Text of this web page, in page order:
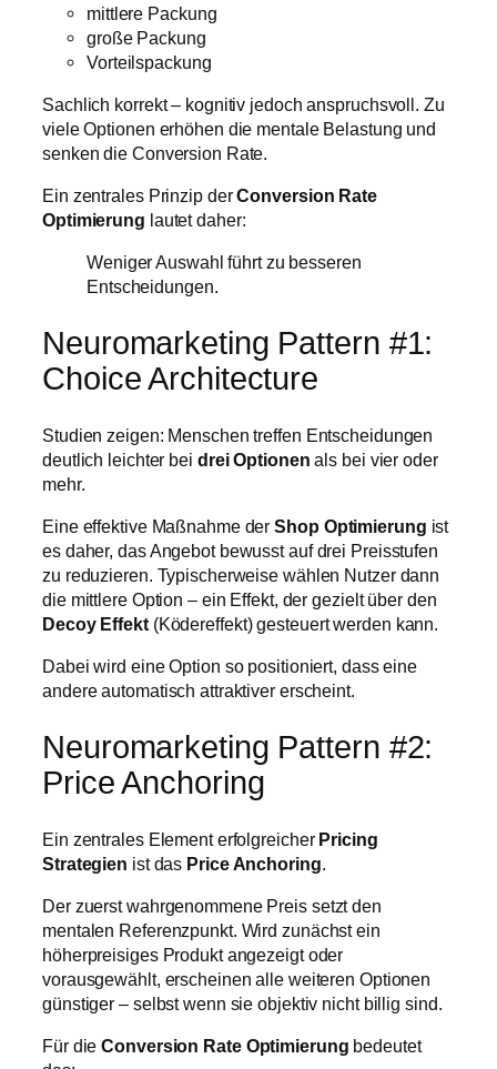
mittlere Packung
große Packung
Vorteilspackung
Sachlich korrekt – kognitiv jedoch anspruchsvoll. Zu
viele Optionen erhöhen die mentale Belastung und
senken die Conversion Rate.
Ein zentrales Prinzip derConversion Rate
Optimierung lautet daher:
Weniger Auswahl führt zu besseren
Entscheidungen.
Neuromarketing Pattern #1:
Choice Architecture
Studien zeigen: Menschen treffen Entscheidungen
deutlich leichter bei drei Optionen als bei vier oder
mehr.
Eine effektive Maßnahme derShop Optimierung ist
es daher, das Angebot bewusst auf drei Preisstufen
zu reduzieren. Typischerweise wählen Nutzer dann
die mittlere Option – ein Effekt, der gezielt über den
Decoy Effekt(Ködereffekt) gesteuert werden kann.
Dabei wird eine Option so positioniert, dass eine
andere automatisch attraktiver erscheint.
Neuromarketing Pattern #2:
Price Anchoring
Ein zentrales Element erfolgreicher Pricing
Strategien ist das Price Anchoring
Der zuerst wahrgenommene Preis setzt den
mentalen Referenzpunkt. Wird zunächst ein
höherpreisiges Produkt angezeigt oder
vorausgewählt, erscheinen alle weiteren Optionen
günstiger – selbst wenn sie objektiv nicht billig sind.
Für dieConversion Rate Optimierung bedeutet